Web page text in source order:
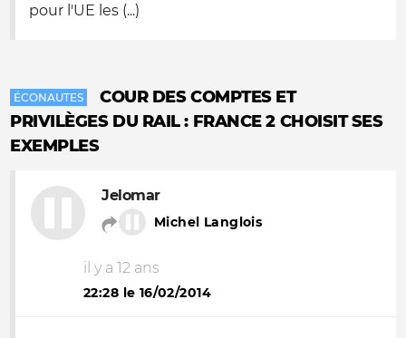
pour l'UE les (...)
ÉCONAUTES
COUR DES COMPTES ET
PRIVILÈGES DU RAIL : FRANCE 2 CHOISIT SES
EXEMPLES
Jelomar
Michel Langlois
il y a 12 ans
22:28 le 16/02/2014